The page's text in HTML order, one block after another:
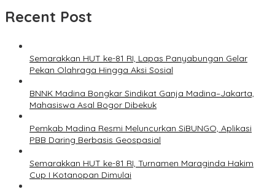
Recent Post
Semarakkan HUT ke-81 RI, Lapas Panyabungan Gelar
Pekan Olahraga Hingga Aksi Sosial
BNNK Madina Bongkar Sindikat Ganja Madina–Jakarta,
Mahasiswa Asal Bogor Dibekuk
Pemkab Madina Resmi Meluncurkan SiBUNGO, Aplikasi
PBB Daring Berbasis Geospasial
Semarakkan HUT ke-81 RI, Turnamen Maraginda Hakim
Cup I Kotanopan Dimulai